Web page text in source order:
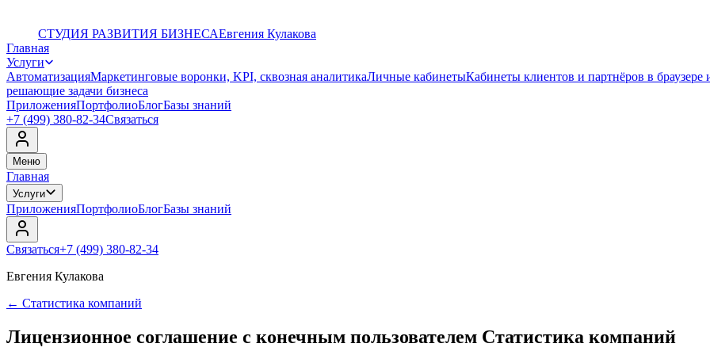
СТУДИЯ РАЗВИТИЯ БИЗНЕСАЕвгения Кулакова
Главная
Услуги
АвтоматизацияМаркетинговые воронки, KPI, сквозная аналитикаЛичные кабинетыКабинеты клиентов и партнёров в браузере
решающие задачи бизнеса
ПриложенияПортфолиоБлогБазы знаний
+7 (499) 380-82-34Связаться
Меню
Главная
Услуги
ПриложенияПортфолиоБлогБазы знаний
Связаться+7 (499) 380-82-34
Евгения Кулакова
← Статистика компаний
Лицензионное соглашение с конечным пользователем Статистика компаний